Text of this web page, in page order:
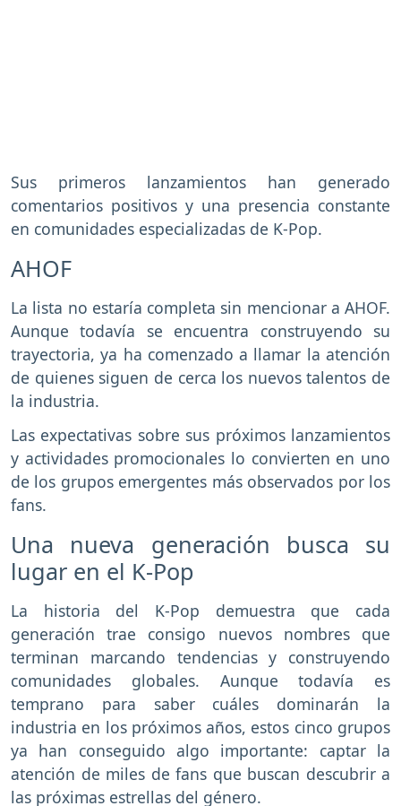
Sus primeros lanzamientos han generado
comentarios positivos y una presencia constante
en comunidades especializadas de K-Pop.
AHOF
La lista no estaría completa sin mencionar a AHOF.
Aunque todavía se encuentra construyendo su
trayectoria, ya ha comenzado a llamar la atención
de quienes siguen de cerca los nuevos talentos de
la industria.
Las expectativas sobre sus próximos lanzamientos
y actividades promocionales lo convierten en uno
de los grupos emergentes más observados por los
fans.
Una nueva generación busca su
lugar en el K-Pop
La historia del K-Pop demuestra que cada
generación trae consigo nuevos nombres que
terminan marcando tendencias y construyendo
comunidades globales. Aunque todavía es
temprano para saber cuáles dominarán la
industria en los próximos años, estos cinco grupos
ya han conseguido algo importante: captar la
atención de miles de fans que buscan descubrir a
las próximas estrellas del género.